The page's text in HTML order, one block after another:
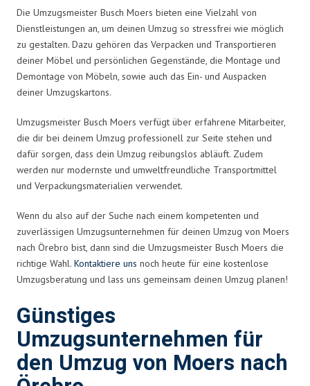
Die Umzugsmeister Busch Moers bieten eine Vielzahl von
Dienstleistungen an, um deinen Umzug so stressfrei wie möglich
zu gestalten. Dazu gehören das Verpacken und Transportieren
deiner Möbel und persönlichen Gegenstände, die Montage und
Demontage von Möbeln, sowie auch das Ein- und Auspacken
deiner Umzugskartons.
Umzugsmeister Busch Moers verfügt über erfahrene Mitarbeiter,
die dir bei deinem Umzug professionell zur Seite stehen und
dafür sorgen, dass dein Umzug reibungslos abläuft. Zudem
werden nur modernste und umweltfreundliche Transportmittel
und Verpackungsmaterialien verwendet.
Wenn du also auf der Suche nach einem kompetenten und
zuverlässigen Umzugsunternehmen für deinen Umzug von Moers
nach Örebro bist, dann sind die Umzugsmeister Busch Moers die
richtige Wahl. Kontaktiere uns noch heute für eine kostenlose
Umzugsberatung und lass uns gemeinsam deinen Umzug planen!
Günstiges
Umzugsunternehmen für
den Umzug von Moers nach